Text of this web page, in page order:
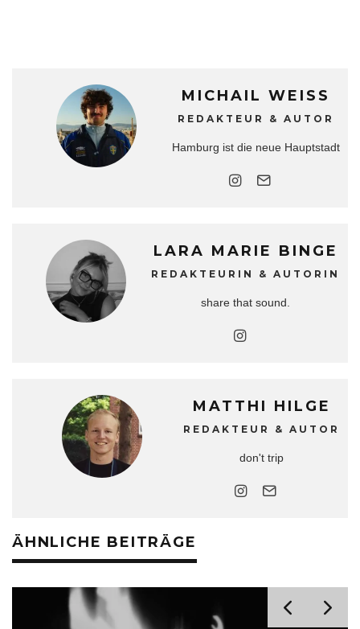
MICHAIL WEISS
REDAKTEUR & AUTOR
Hamburg ist die neue Hauptstadt
LARA MARIE BINGE
REDAKTEURIN & AUTORIN
share that sound.
MATTHI HILGE
REDAKTEUR & AUTOR
don't trip
ÄHNLICHE BEITRÄGE